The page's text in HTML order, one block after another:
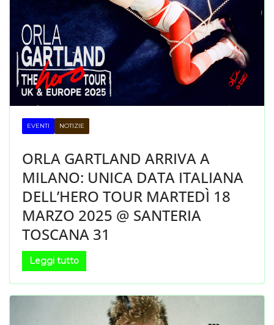
EVENTI NOTIZIE
ORLA GARTLAND ARRIVA A
MILANO: UNICA DATA ITALIANA
DELL’HERO TOUR MARTEDÌ 18
MARZO 2025 @ SANTERIA
TOSCANA 31
Leggi tutto